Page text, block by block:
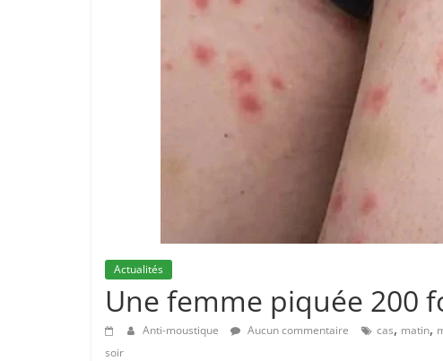
Actualités
Une femme piquée 200
Anti-moustique Aucun commentaire cas, matin,
soir